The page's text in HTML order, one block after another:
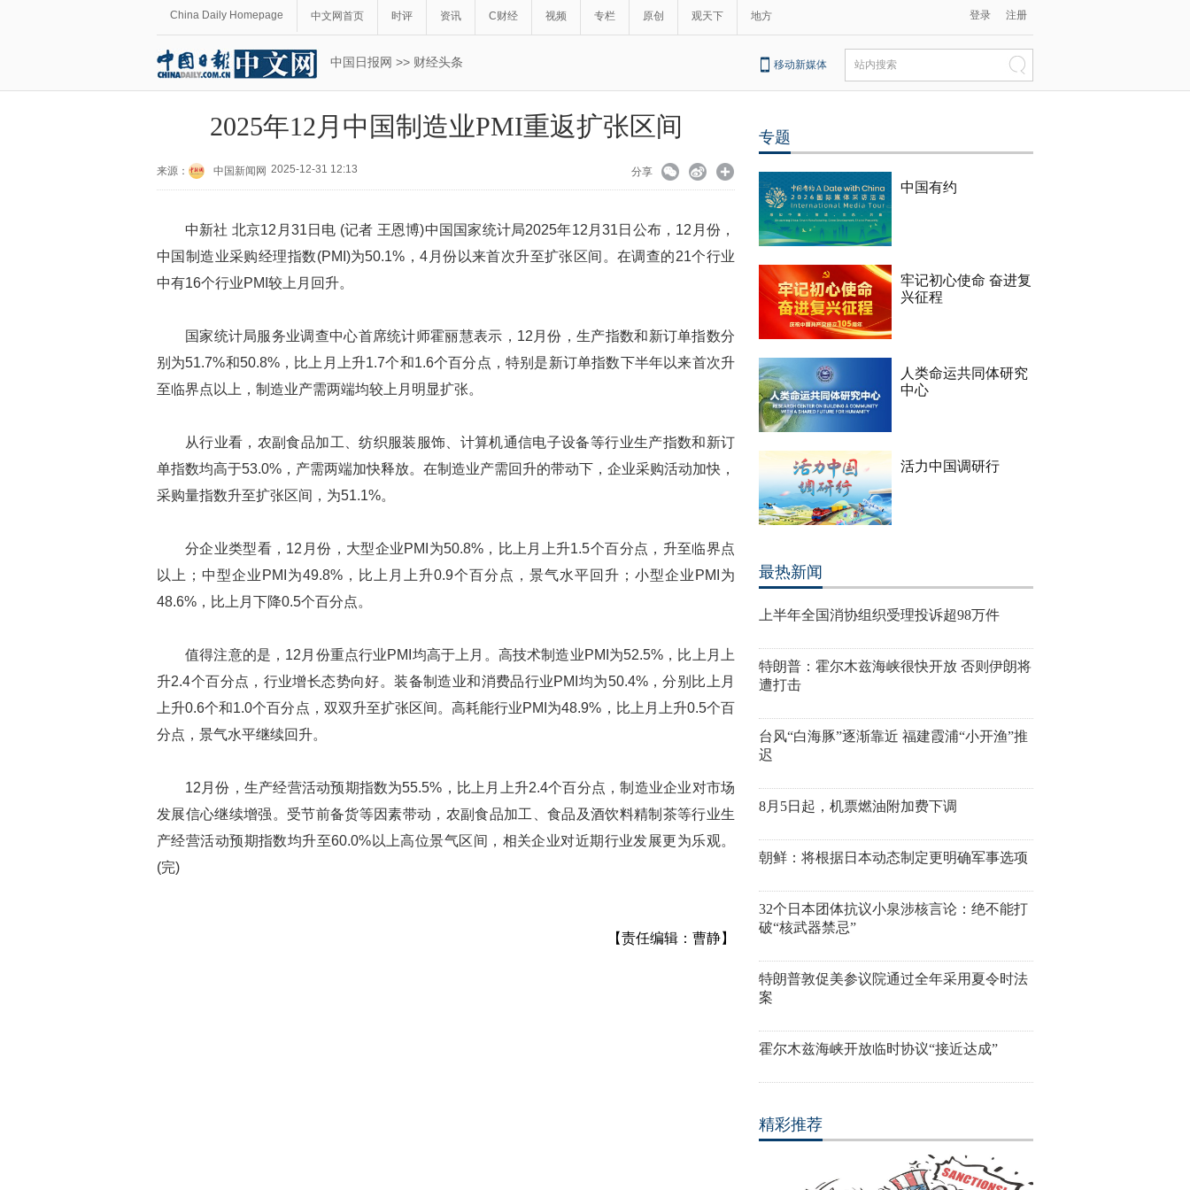
China Daily Homepage 中文网首页 时评 资讯 C财经 视频 专栏 原创 观天下 地方 登录 注册
中国日报网 >> 财经头条 移动新媒体 站内搜索
2025年12月中国制造业PMI重返扩张区间
来源： 中国新闻网 2025-12-31 12:13 分享
中新社 北京12月31日电 (记者 王恩博)中国国家统计局2025年12月31日公布，12月份，
中国制造业采购经理指数(PMI)为50.1%，4月份以来首次升至扩张区间。在调查的21个行业
中有16个行业PMI较上月回升。
国家统计局服务业调查中心首席统计师霍丽慧表示，12月份，生产指数和新订单指数分
别为51.7%和50.8%，比上月上升1.7个和1.6个百分点，特别是新订单指数下半年以来首次升
至临界点以上，制造业产需两端均较上月明显扩张。
从行业看，农副食品加工、纺织服装服饰、计算机通信电子设备等行业生产指数和新订
单指数均高于53.0%，产需两端加快释放。在制造业产需回升的带动下，企业采购活动加快，
采购量指数升至扩张区间，为51.1%。
分企业类型看，12月份，大型企业PMI为50.8%，比上月上升1.5个百分点，升至临界点
以上；中型企业PMI为49.8%，比上月上升0.9个百分点，景气水平回升；小型企业PMI为
48.6%，比上月下降0.5个百分点。
值得注意的是，12月份重点行业PMI均高于上月。高技术制造业PMI为52.5%，比上月上
升2.4个百分点，行业增长态势向好。装备制造业和消费品行业PMI均为50.4%，分别比上月
上升0.6个和1.0个百分点，双双升至扩张区间。高耗能行业PMI为48.9%，比上月上升0.5个百
分点，景气水平继续回升。
12月份，生产经营活动预期指数为55.5%，比上月上升2.4个百分点，制造业企业对市场
发展信心继续增强。受节前备货等因素带动，农副食品加工、食品及酒饮料精制茶等行业生
产经营活动预期指数均升至60.0%以上高位景气区间，相关企业对近期行业发展更为乐观。
(完)
【责任编辑：曹静】
专题
中国有约
牢记初心使命 奋进复
兴征程
人类命运共同体研究
中心
活力中国调研行
最热新闻
上半年全国消协组织受理投诉超98万件
特朗普：霍尔木兹海峡很快开放 否则伊朗将
遭打击
台风“白海豚”逐渐靠近 福建霞浦“小开渔”推
迟
8月5日起，机票燃油附加费下调
朝鲜：将根据日本动态制定更明确军事选项
32个日本团体抗议小泉涉核言论：绝不能打
破“核武器禁忌”
特朗普敦促美参议院通过全年采用夏令时法
案
霍尔木兹海峡开放临时协议“接近达成”
精彩推荐